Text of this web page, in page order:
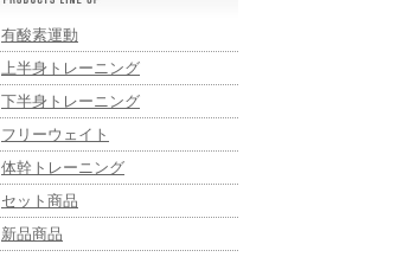
有酸素運動
上半身トレーニング
下半身トレーニング
フリーウェイト
体幹トレーニング
セット商品
新品商品